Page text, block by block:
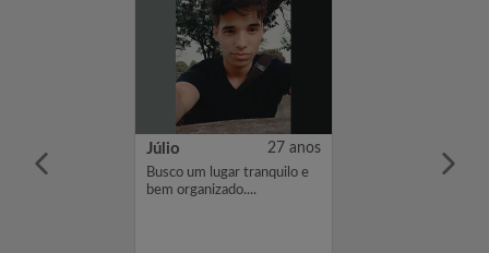
casal sem
Júlio 27 anos
Busco um lugar tranquilo e
bem organizado....